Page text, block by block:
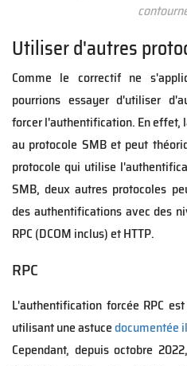
Utiliser d'autres
Comme le correctif ne
pourrions essayer d'utiliser
forcer l'authentification. En effet,
au protocole SMB et peut
protocole qui utilise
SMB, deux autres protocoles
des authentifications avec des
RPC (DCOM inclus) et HTTP.
RPC
L'authentification forcée RPC
utilisant une astucedocumentée
Cependant, depuis octobre